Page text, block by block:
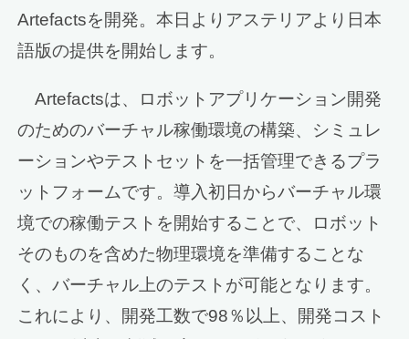
Artefactsを開発。本日よりアステリアより日本
語版の提供を開始します。
Artefactsは、ロボットアプリケーション開発
のためのバーチャル稼働環境の構築、シミュレ
ーションやテストセットを一括管理できるプラ
ットフォームです。導入初日からバーチャル環
境での稼働テストを開始することで、ロボット
そのものを含めた物理環境を準備することな
く、バーチャル上のテストが可能となります。
これにより、開発工数で98％以上、開発コスト